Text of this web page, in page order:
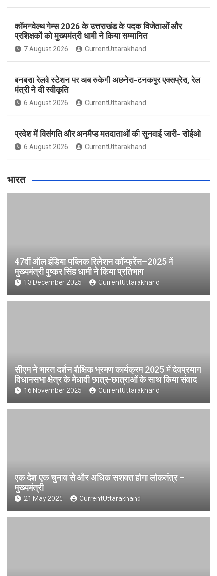
कॉमनवेल्थ गेम्स 2026 के उत्तराखंड के पदक विजेताओं और
प्रशिक्षकों को मुख्यमंत्री धामी ने किया सम्मानित
7 August 2026 CurrentUttarakhand
बनबसा रेलवे स्टेशन पर अब रुकेगी अछनेरा-टनकपुर एक्सप्रेस, रेल
मंत्री ने दी स्वीकृति
6 August 2026 CurrentUttarakhand
प्रदेश में विसंगति और अनमैप्ड मतदाताओं की सुनवाई जारी- सीईओ
6 August 2026 CurrentUttarakhand
भारत
47वीं ऑल इंडिया पब्लिक रिलेशन कॉन्फ्रेंस–2025 में
मुख्यमंत्री पुष्कर सिंह धामी ने किया प्रतिभाग
13 December 2025 CurrentUttarakhand
सीएम ने भारत दर्शन शैक्षिक भ्रमण कार्यक्रम 2025 में देवप्रयाग
विधानसभा क्षेत्र के मेधावी छात्र-छात्राओं के साथ किया संवाद
16 November 2025 CurrentUttarakhand
एक देश एक चुनाव से और अधिक सशक्त होगा लोकतंत्र –
मुख्यमंत्री
21 May 2025 CurrentUttarakhand